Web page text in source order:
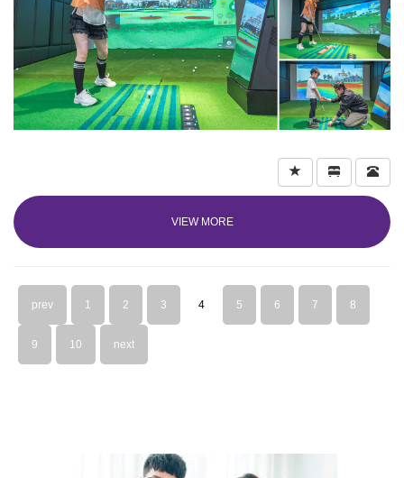
VIEW MORE
prev 1 2 3 4 5 6 7 8
9 10 next